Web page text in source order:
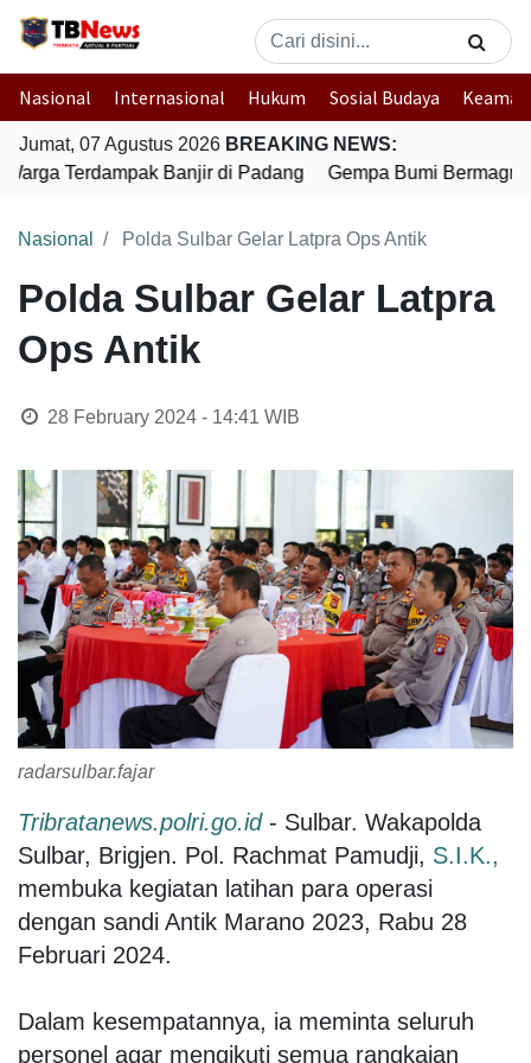
Nasional Internasional Hukum Sosial Budaya
Jumat, 07 Agustus 2026 BREAKING NEWS:
Terdampak Banjir di Padang
Gempa Bumi
Nasional Polda Sulbar Gelar Latpra Ops Antik
Polda Sulbar Gelar Latpra
Ops Antik
28 February 2024 - 14:41 WIB
radarsulbar.fajar
Tribratanews.polri.go.id- Sulbar. Wakapolda
Sulbar, Brigjen. Pol. Rachmat Pamudji, S.I.K.,
membuka kegiatan latihan para operasi
dengan sandi Antik Marano 2023, Rabu 28
Februari 2024.
Dalam kesempatannya, ia meminta seluruh
personel agar mengikuti semua rangkaian